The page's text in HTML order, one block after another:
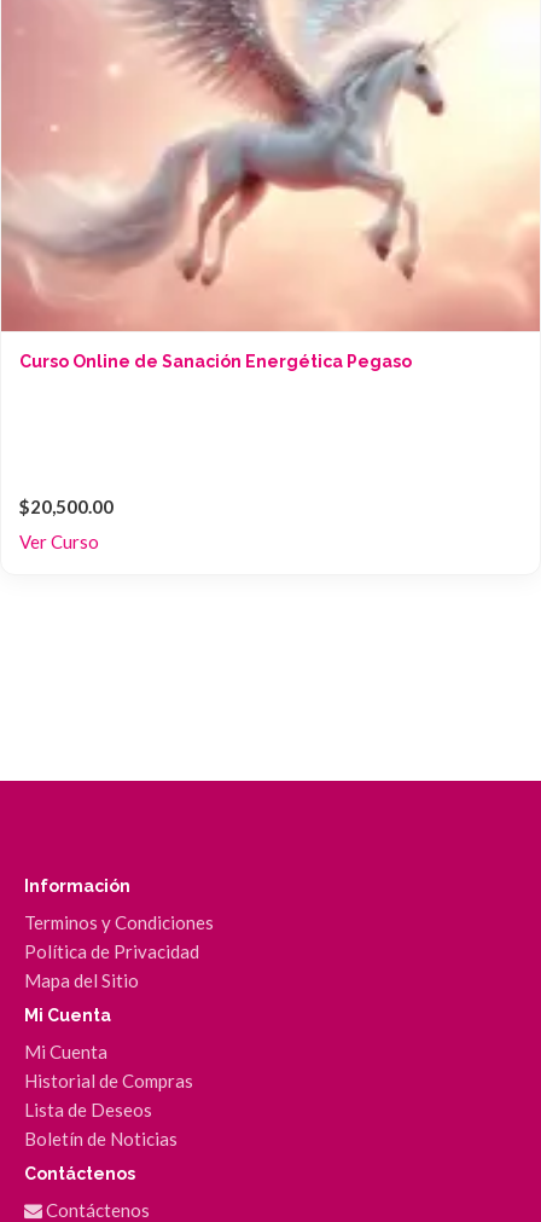
Curso Online de Sanación Energética Pegaso
$20,500.00
Ver Curso
Información
Terminos y Condiciones
Política de Privacidad
Mapa del Sitio
Mi Cuenta
Mi Cuenta
Historial de Compras
Lista de Deseos
Boletín de Noticias
Contáctenos
Contáctenos